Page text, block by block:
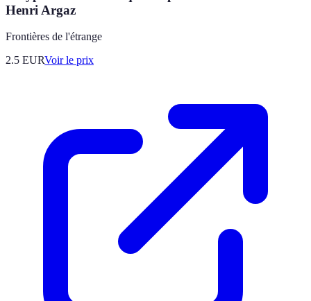
Henri Argaz
Frontières de l'étrange
2.5 EURVoir le prix